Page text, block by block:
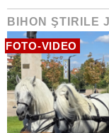
BIHON ŞTIRILE
FOTO-VIDEO